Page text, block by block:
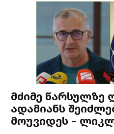
მძიმე წარსულზე
ადამიანს
მოუვიდეს –